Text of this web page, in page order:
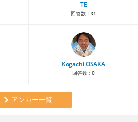
TE
回答数： 31
Kogachi OSAKA
回答数： 0
アンカー一覧